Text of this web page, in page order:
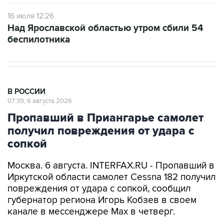
16 июля 12:26
Над Ярославской областью утром сбили 54
беспилотника
В РОССИИ
07:39, 6 августа 2026
Пропавший в Приангарье самолет
получил повреждения от удара с
сопкой
Москва. 6 августа. INTERFAX.RU - Пропавший в
Иркутской области самолет Cessna 182 получил
повреждения от удара с сопкой, сообщил
губернатор региона Игорь Кобзев в своем
канале в мессенджере Мах в четверг.